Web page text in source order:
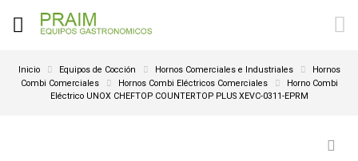
Inicio Equipos de Cocción Hornos Comerciales e Industriales
Hornos
Combi Comerciales
Hornos Combi Eléctricos Comerciales
Horno Combi
Eléctrico UNOX CHEFTOP COUNTERTOP PLUS XEVC-0311-EPRM